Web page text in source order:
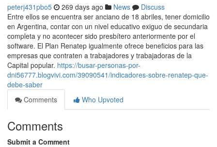
peterj431pbo5 269 days ago News
Discuss
Entre ellos se encuentra ser anciano de 18 abriles, tener domicilio
en Argentina, contar con un nivel educativo exiguo de secundaria
completa y no acontecer sido presbítero anteriormente por el
software. El Plan Renatep igualmente ofrece beneficios para las
empresas que contraten a trabajadores y trabajadoras de la
Capital popular. https://busar-personas-por-
dni56777.blogvivi.com/39090541/indicadores-sobre-renatep-que-
debe-saber
Comments
Who Upvoted
Comments
Submit a Comment